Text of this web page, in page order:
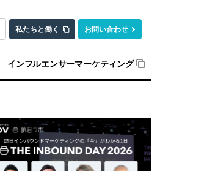
私たちと働く お問い合わせ
インフルエンサーマーケティング